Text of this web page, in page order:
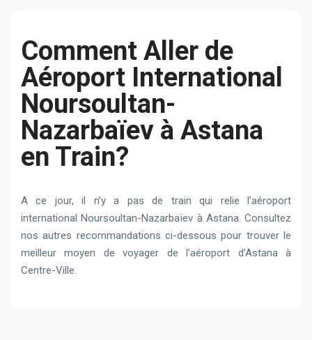
Сomment Aller de
Aéroport International
Noursoultan-
Nazarbaïev à Astana
en Train?
A ce jour, il n’y a pas de train qui relie l’aéroport
international Noursoultan-Nazarbaïev à Astana. Consultez
nos autres recommandations ci-dessous pour trouver le
meilleur moyen de voyager de l’aéroport d’Astana à
Centre-Ville.